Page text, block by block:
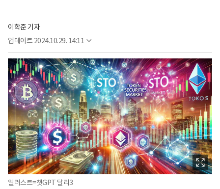
이학준 기자
업데이트 2024.10.29. 14:11
일러스트=챗GPT 달리3